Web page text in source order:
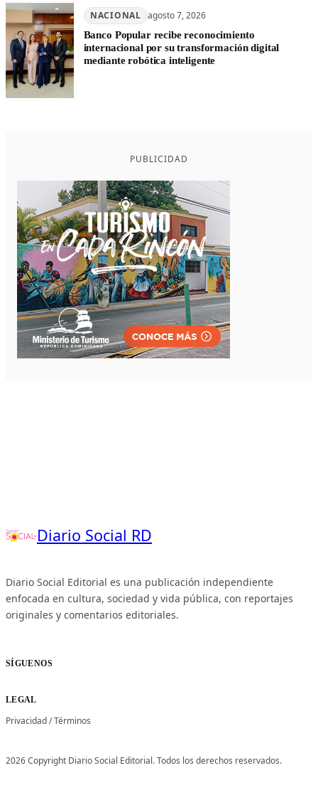
NACIONAL agosto 7, 2026
Banco Popular recibe reconocimiento
internacional por su transformación digital
mediante robótica inteligente
PUBLICIDAD
Diario Social RD
Diario Social Editorial es una publicación independiente
enfocada en cultura, sociedad y vida pública, con reportajes
originales y comentarios editoriales.
SÍGUENOS
LEGAL
Privacidad/Términos
2026 Copyright Diario Social Editorial. Todos los derechos reservados.